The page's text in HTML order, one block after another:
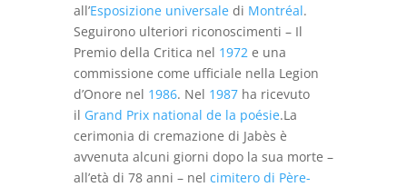
all’Esposizione universale di Montréal.
Seguirono ulteriori riconoscimenti – Il
Premio della Critica nel 1972 e una
commissione come ufficiale nella Legion
d’Onore nel 1986. Nel 1987 ha ricevuto
il Grand Prix national de la poésie.La
cerimonia di cremazione di Jabès è
avvenuta alcuni giorni dopo la sua morte –
all’età di 78 anni – nel cimitero di Père-